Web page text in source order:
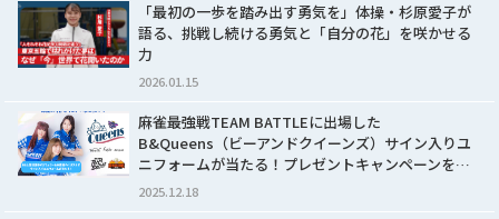
「最初の一歩を踏み出す勇気を」体操・杉原愛子が
語る、挑戦し続ける勇気と「自分の花」を咲かせる
力
2026.01.15
麻雀最強戦TEAM BATTLEに出場した
B&Queens（ビーアンドクイーンズ）サイン入りユ
ニフォームが当たる！プレゼントキャンペーンを…
2025.12.18